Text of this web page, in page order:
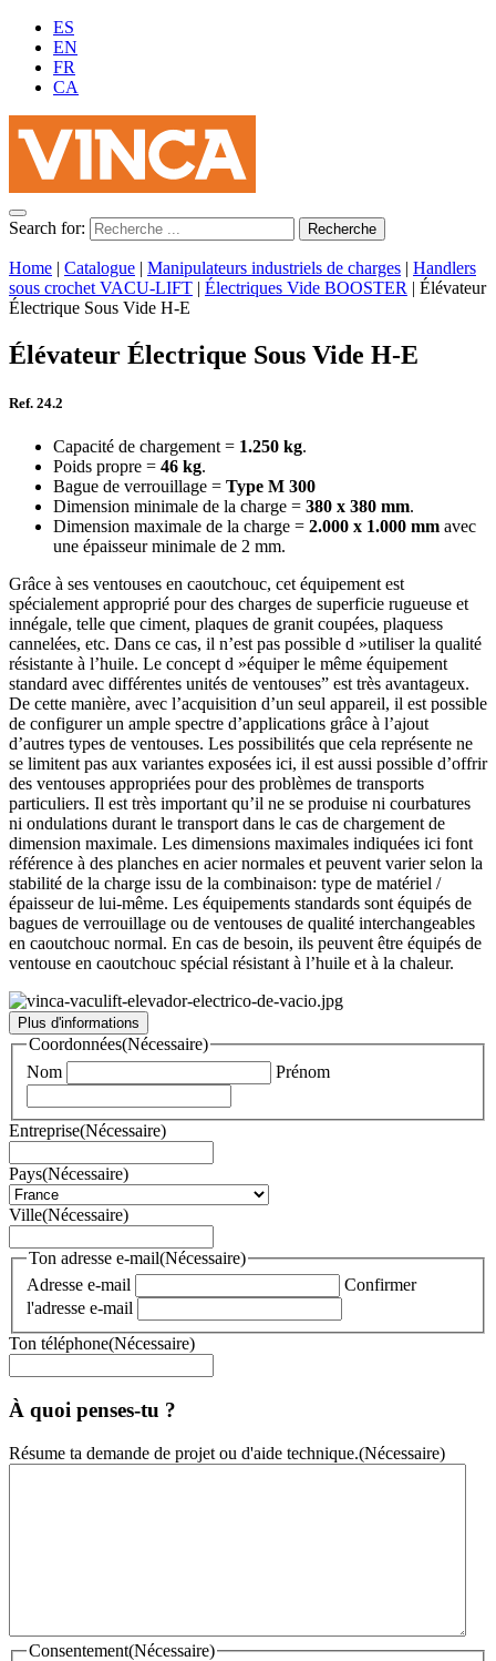
ES
EN
FR
CA
Search for:
Home | Catalogue | Manipulateurs industriels de charges | Handlers
sous crochet VACU-LIFT | Électriques Vide BOOSTER | Élévateur
Électrique Sous Vide H-E
Élévateur Électrique Sous Vide H-E
Ref. 24.2
Capacité de chargement = 1.250 kg.
Poids propre = 46 kg.
Bague de verrouillage = Type M 300
Dimension minimale de la charge = 380 x 380 mm.
Dimension maximale de la charge = 2.000 x 1.000 mm avec
une épaisseur minimale de 2 mm.
Grâce à ses ventouses en caoutchouc, cet équipement est
spécialement approprié pour des charges de superficie rugueuse et
innégale, telle que ciment, plaques de granit coupées, plaquess
cannelées, etc. Dans ce cas, il n’est pas possible d »utiliser la qualité
résistante à l’huile. Le concept d »équiper le même équipement
standard avec différentes unités de ventouses” est très avantageux.
De cette manière, avec l’acquisition d’un seul appareil, il est possible
de configurer un ample spectre d’applications grâce à l’ajout
d’autres types de ventouses. Les possibilités que cela représente ne
se limitent pas aux variantes exposées ici, il est aussi possible d’offrir
des ventouses appropriées pour des problèmes de transports
particuliers. Il est très important qu’il ne se produise ni courbatures
ni ondulations durant le transport dans le cas de chargement de
dimension maximale. Les dimensions maximales indiquées ici font
référence à des planches en acier normales et peuvent varier selon la
stabilité de la charge issu de la combinaison: type de matériel /
épaisseur de lui-même. Les équipements standards sont équipés de
bagues de verrouillage ou de ventouses de qualité interchangeables
en caoutchouc normal. En cas de besoin, ils peuvent être équipés de
ventouse en caoutchouc spécial résistant à l’huile et à la chaleur.
Plus d'informations
Coordonnées(Nécessaire)
Nom
Prénom
Entreprise(Nécessaire)
Pays(Nécessaire)
Ville(Nécessaire)
Ton adresse e-mail(Nécessaire)
Adresse e-mail
Confirmer
l'adresse e-mail
Ton téléphone(Nécessaire)
À quoi penses-tu ?
Résume ta demande de projet ou d'aide technique.(Nécessaire)
Consentement(Nécessaire)